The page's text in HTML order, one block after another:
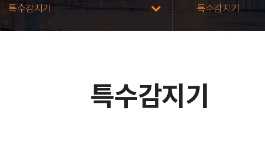
특수감지기 특수감지기
특수감지기